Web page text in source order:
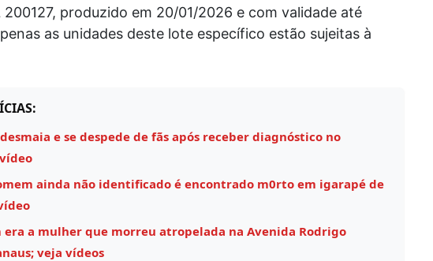
200127, produzido em 20/01/2026 e com validade até
as unidades deste lote específico estão sujeitas à
e se despede de fãs após receber diagnóstico no
ainda não identificado é encontrado m0rto em igarapé de
era a mulher que morreu atropelada na Avenida Rodrigo
veja vídeos